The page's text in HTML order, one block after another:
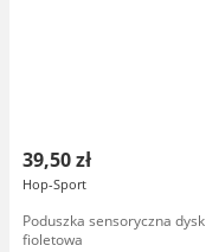
39,50 zł
Hop-Sport
Poduszka sensoryczna dysk
fioletowa